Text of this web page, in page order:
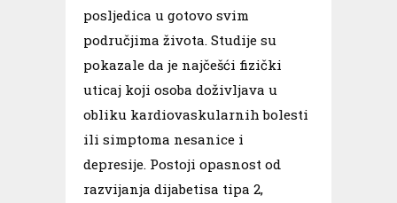
posljedica u gotovo svim
područjima života. Studije su
pokazale da je najčešći fizički
uticaj koji osoba doživljava u
obliku kardiovaskularnih bolesti
ili simptoma nesanice i
depresije. Postoji opasnost od
razvijanja dijabetisa tipa 2,